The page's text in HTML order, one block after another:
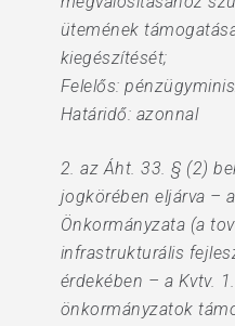
ütemének
kiegészítését;
Felelős:
Határidő: azonnal
2. az Áht. 33. § (2)
jogkörében eljárva –
Önkormányzata (a
infrastrukturális
érdekében – a Kvtv.
önkormányzatok